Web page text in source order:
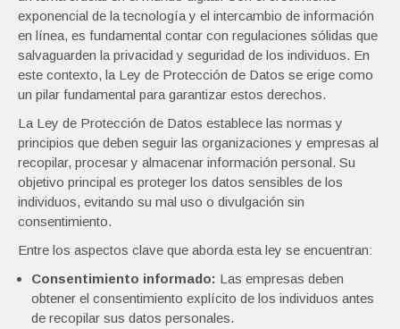
exponencial de la tecnología y el intercambio de información
en línea, es fundamental contar con regulaciones sólidas que
salvaguarden la privacidad y seguridad de los individuos. En
este contexto, la Ley de Protección de Datos se erige como
un pilar fundamental para garantizar estos derechos.
La Ley de Protección de Datos establece las normas y
principios que deben seguir las organizaciones y empresas al
recopilar, procesar y almacenar información personal. Su
objetivo principal es proteger los datos sensibles de los
individuos, evitando su mal uso o divulgación sin
consentimiento.
Entre los aspectos clave que aborda esta ley se encuentran:
Consentimiento informado: Las empresas deben
obtener el consentimiento explícito de los individuos antes
de recopilar sus datos personales.